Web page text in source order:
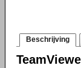
Beschrijving